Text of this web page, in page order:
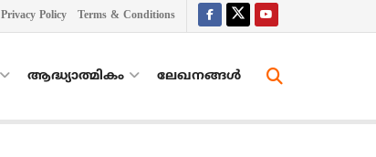
Privacy Policy Terms & Conditions
ആദ്ധ്യാത്മികം ലേഖനങ്ങള്‍